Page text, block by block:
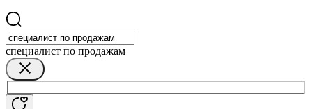
специалист по продажам